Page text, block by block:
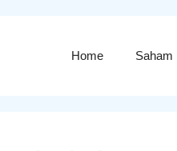
Home Saham